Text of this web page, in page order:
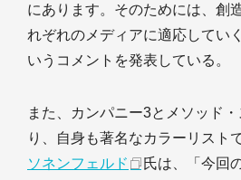
にあります。そのためには、創
れぞれのメディアに適応してい
いうコメントを発表している。
また、カンパニー3とメソッド
り、自身も著名なカラーリスト
ソネンフェルド
氏は、「今回